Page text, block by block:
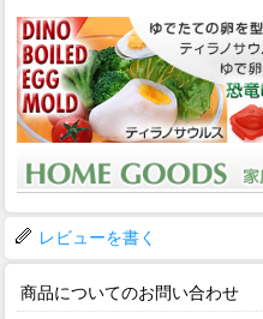
レビューを書く
商品についてのお問い合わせ